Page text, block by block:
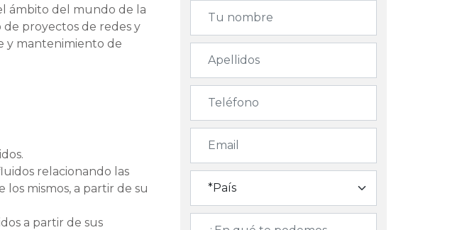
ámbito del mundo de la
proyectos de redes y
y mantenimiento de
relacionando las
mismos, a partir de su
a partir de sus